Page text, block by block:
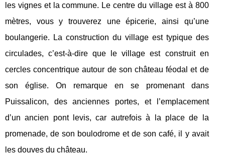
les vignes et la commune. Le centre du village est à 800
mètres, vous y trouverez une épicerie, ainsi qu’une
boulangerie. La construction du village est typique des
circulades, c’est-à-dire que le village est construit en
cercles concentrique autour de son château féodal et de
son église. On remarque en se promenant dans
Puissalicon, des anciennes portes, et l’emplacement
d’un ancien pont levis, car autrefois à la place de la
promenade, de son boulodrome et de son café, il y avait
les douves du château.